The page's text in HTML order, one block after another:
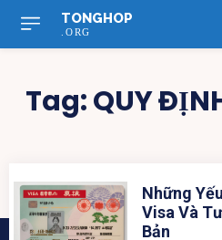
TONGHOP
.ORG
Tag:QUY
Những
Visa Và
Bản